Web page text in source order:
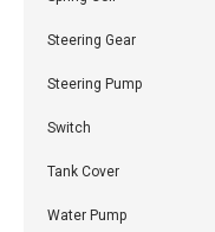
Steering Gear
Steering Pump
Switch
Tank Cover
Water Pump